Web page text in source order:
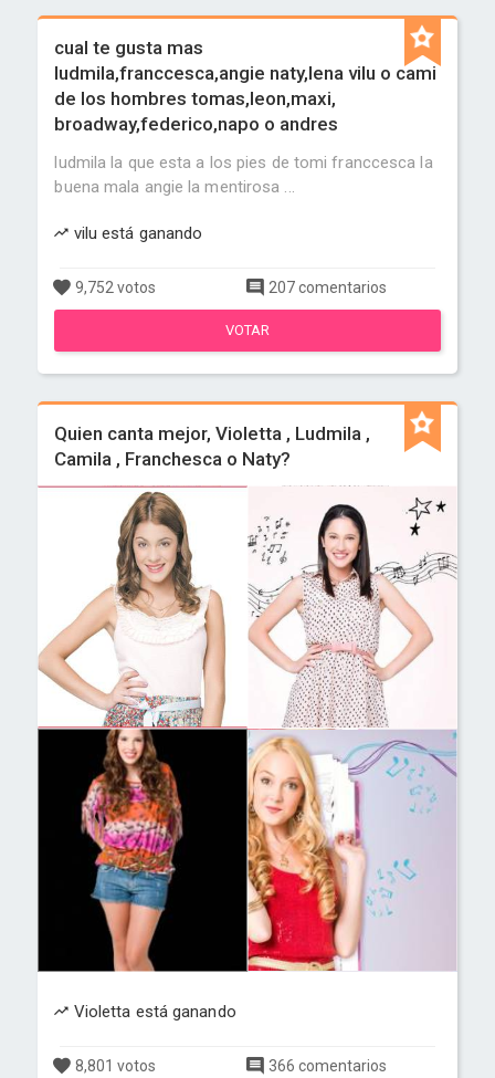
cual te gusta mas
ludmila,franccesca,angie naty,lena vilu o cami
de los hombres tomas,leon,maxi,
broadway,federico,napo o andres
ludmila la que esta a los pies de tomi franccesca la
buena mala angie la mentirosa ...
vilu está ganando
9,752 votos 207 comentarios
VOTAR
Quien canta mejor, Violetta , Ludmila ,
Camila , Franchesca o Naty?
Violetta está ganando
8,801 votos 366 comentarios